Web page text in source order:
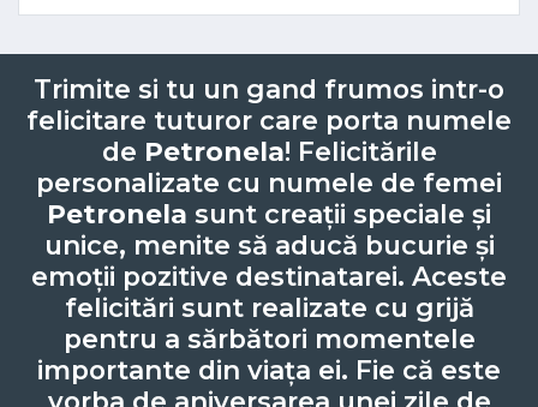
Trimite si tu un gand frumos intr-o
felicitare tuturor care porta numele
de Petronela! Felicitările
personalizate cu numele de femei
Petronela sunt creații speciale și
unice, menite să aducă bucurie și
emoții pozitive destinatarei. Aceste
felicitări sunt realizate cu grijă
pentru a sărbători momentele
importante din viața ei. Fie că este